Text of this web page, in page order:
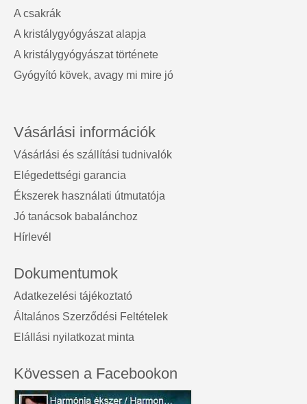
A csakrák
A kristálygyógyászat alapja
A kristálygyógyászat története
Gyógyító kövek, avagy mi mire jó
Vásárlási információk
Vásárlási és szállítási tudnivalók
Elégedettségi garancia
Ékszerek használati útmutatója
Jó tanácsok babalánchoz
Hírlevél
Dokumentumok
Adatkezelési tájékoztató
Általános Szerződési Feltételek
Elállási nyilatkozat minta
Kövessen a Facebookon